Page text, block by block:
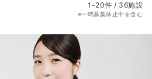
1-20件 / 36施設
※一時募集休止中を含む